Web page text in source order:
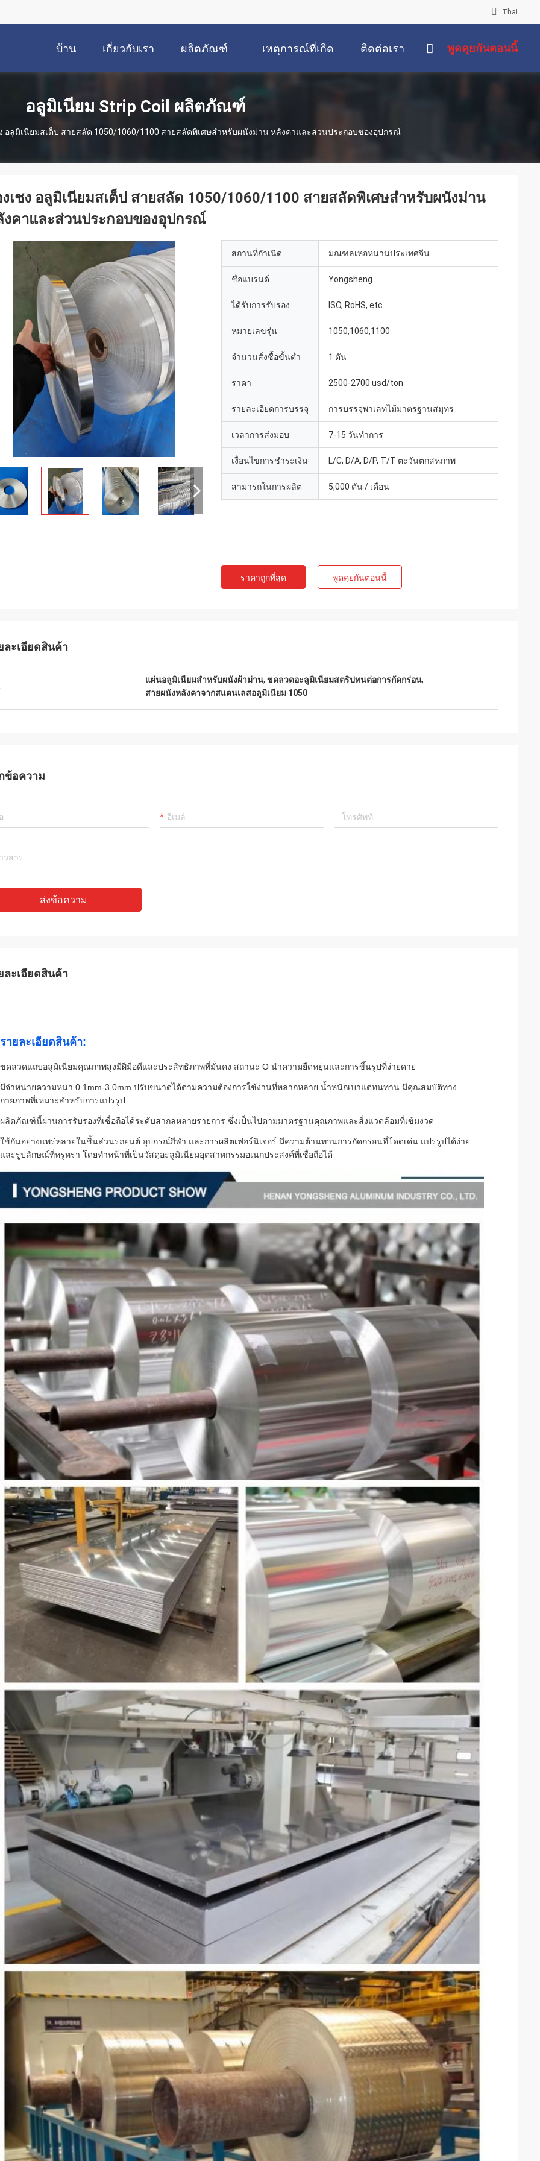
Thai
บ้าน เกี่ยวกับเรา ผลิตภัณฑ์ เหตุการณ์ที่เกิด ติดต่อเรา พูดคุยกันตอนนี้
อลูมิเนียม Strip Coil ผลิตภัณฑ์
อลูมิเนียมสเต็ป สายสลัด 1050/1060/1100 สายสลัดพิเศษสําหรับผนังม่าน หลังคาและส่วนประกอบของอุปกรณ์
เชง อลูมิเนียมสเต็ป สายสลัด 1050/1060/1100 สายสลัดพิเศษสําหรับผนังม่าน
คาและส่วนประกอบของอุปกรณ์
สถานที่กำเนิด มณฑลเหอหนานประเทศจีน
ชื่อแบรนด์ Yongsheng
ได้รับการรับรอง ISO, RoHS, etc
หมายเลขรุ่น 1050,1060,1100
จำนวนสั่งซื้อขั้นต่ำ 1 ตัน
ราคา 2500-2700 usd/ton
รายละเอียดการบรรจุ การบรรจุพาเลทไม้มาตรฐานสมุทร
เวลาการส่งมอบ 7-15 วันทำการ
เงื่อนไขการชำระเงิน L/C, D/A, D/P, T/T ตะวันตกสหภาพ
สามารถในการผลิต 5,000 ตัน / เดือน
ราคาถูกที่สุด พูดคุยกันตอนนี้
ละเอียดสินค้า
แผ่นอลูมิเนียมสําหรับผนังผ้าม่าน, ขดลวดอะลูมิเนียมสตริปทนต่อการกัดกร่อน,
สายผนังหลังคาจากสแตนเลสอลูมิเนียม 1050
ข้อความ
ส่งข้อความ
ละเอียดสินค้า
รายละเอียดสินค้า:
ขดลวดแถบอลูมิเนียมคุณภาพสูงมีฝีมือดีและประสิทธิภาพที่มั่นคง สถานะ O นำความยืดหยุ่นและการขึ้นรูปที่ง่ายดาย
มีจำหน่ายความหนา 0.1mm-3.0mm ปรับขนาดได้ตามความต้องการใช้งานที่หลากหลาย น้ำหนักเบาแต่ทนทาน มีคุณสมบัติทาง
กายภาพที่เหมาะสำหรับการแปรรูป
ผลิตภัณฑ์นี้ผ่านการรับรองที่เชื่อถือได้ระดับสากลหลายรายการ ซึ่งเป็นไปตามมาตรฐานคุณภาพและสิ่งแวดล้อมที่เข้มงวด
ใช้กันอย่างแพร่หลายในชิ้นส่วนรถยนต์ อุปกรณ์กีฬา และการผลิตเฟอร์นิเจอร์ มีความต้านทานการกัดกร่อนที่โดดเด่น แปรรูปได้ง่าย
และรูปลักษณ์ที่หรูหรา โดยทำหน้าที่เป็นวัสดุอะลูมิเนียมอุตสาหกรรมอเนกประสงค์ที่เชื่อถือได้